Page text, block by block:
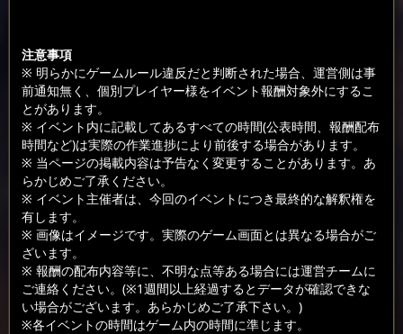
注意事項
※ 明らかにゲームルール違反だと判断された場合、運営側は事
前通知無く、個別プレイヤー様をイベント報酬対象外にするこ
とがあります。
※ イベント内に記載してあるすべての時間(公表時間、報酬配布
時間など)は実際の作業進捗により前後する場合があります。
※ 当ページの掲載内容は予告なく変更することがあります。あ
らかじめご了承ください。
※ イベント主催者は、今回のイベントにつき最終的な解釈権を
有します。
※ 画像はイメージです。実際のゲーム画面とは異なる場合がご
ざいます。
※ 報酬の配布内容等に、不明な点等ある場合には運営チームに
ご連絡ください。(※1週間以上経過するとデータが確認できな
い場合がございます。あらかじめご了承下さい。)
※各イベントの時間はゲーム内の時間に準じます。